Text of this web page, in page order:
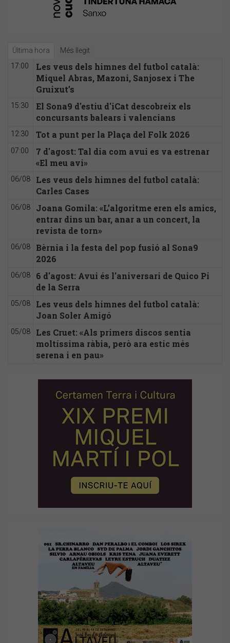
Última hora Més llegit
17:00
Les veus dels himnes del futbol català:
Miquel Abras, Mazoni, Sanjosex i The
Gruixut’s
15:30
El Sona9 d'estiu d'iCat descobreix els
concursants balears i valencians
12:30 Tot a punt per la Plaça del Folk 2026
07:00
7 d'agost: Tal dia com avui es va estrenar
«El meu avi»
06/08
Les veus dels himnes del futbol català:
Carles Cases
06/08
Joana Gomila: «L’algoritme eren els amics,
entrar dins un bar, anar a un concert, la
revista de torn»
06/08
Bèrnia i la festa del pop fusió al Sona9
2026
06/08
6 d'agost: Avui és l'aniversari de Quico Pi
de la Serra
05/08
Les veus dels himnes del futbol català:
Joan Soler Amigó
05/08
Les Cruet: «Als primers discos sentia
moltíssima ràbia, però ara estic més
serena i en pau»